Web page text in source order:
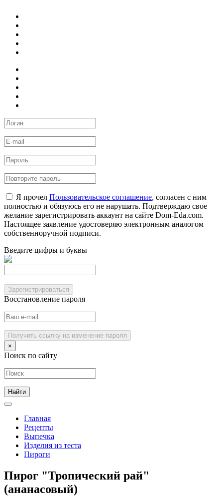
Я прочел Пользовательское соглашение, согласен с ним
полностью и обязуюсь его не нарушать. Подтверждаю свое
желание зарегистрировать аккаунт на сайте Dom-Eda.com.
Настоящее заявление удостоверяю электронным аналогом
собственноручной подписи.
Введите цифры и буквы
Зарегистрироваться
Восстановление пароля
Получить ссылку на изменение пароля
×
Поиск по сайту
Главная
Рецепты
Выпечка
Изделия из теста
Пироги
Пирог "Тропический рай"
(ананасовый)